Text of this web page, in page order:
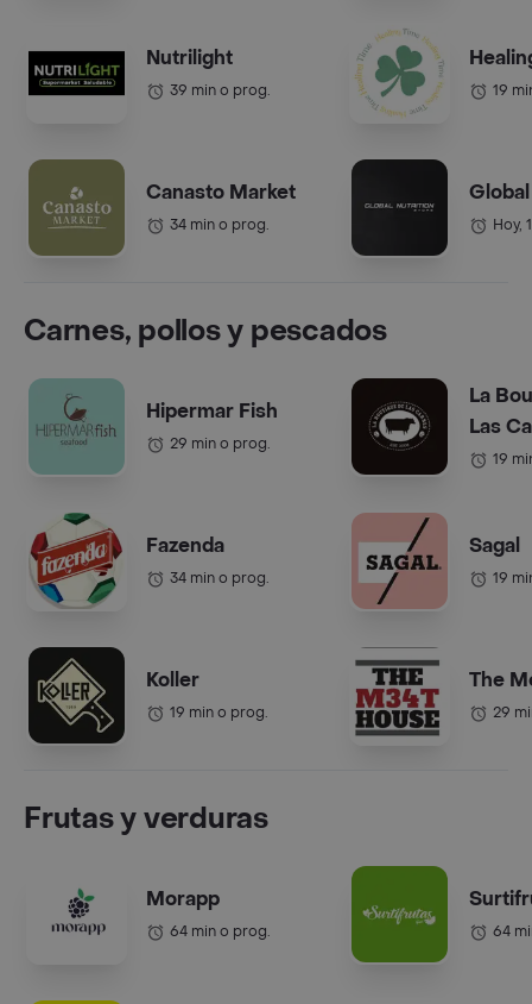
Nutrilight
39 min o prog.
Canasto Market
34 min o prog.
19
Hoy,
Carnes, pollos y pescados
Hipermar Fish
29 min o prog.
Fazenda
34 min o prog.
Koller
19 min o prog.
La
Las
19
Sagal
19
The
29
Frutas y verduras
Morapp
64 min o prog. 64